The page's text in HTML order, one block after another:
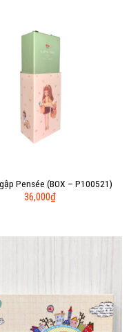
Pensée (BOX – P100521)
36,000₫